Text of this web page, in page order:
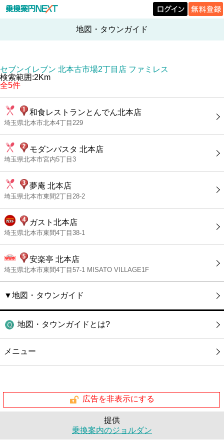
地図・タウンガイド
セブンイレブン 北本古市場2丁目店 ファミレス
検索範囲:2Km
全5件
和食レストランとんでん北本店
埼玉県北本市北本4丁目229
モダンパスタ 北本店
埼玉県北本市宮内5丁目3
夢庵 北本店
埼玉県北本市東間2丁目28-2
ガスト北本店
埼玉県北本市東間4丁目38-1
安楽亭 北本店
埼玉県北本市東間4丁目57-1 MISATO VILLAGE1F
▼地図・タウンガイド
地図・タウンガイドとは?
メニュー
広告を非表示にする
提供
乗換案内のジョルダン